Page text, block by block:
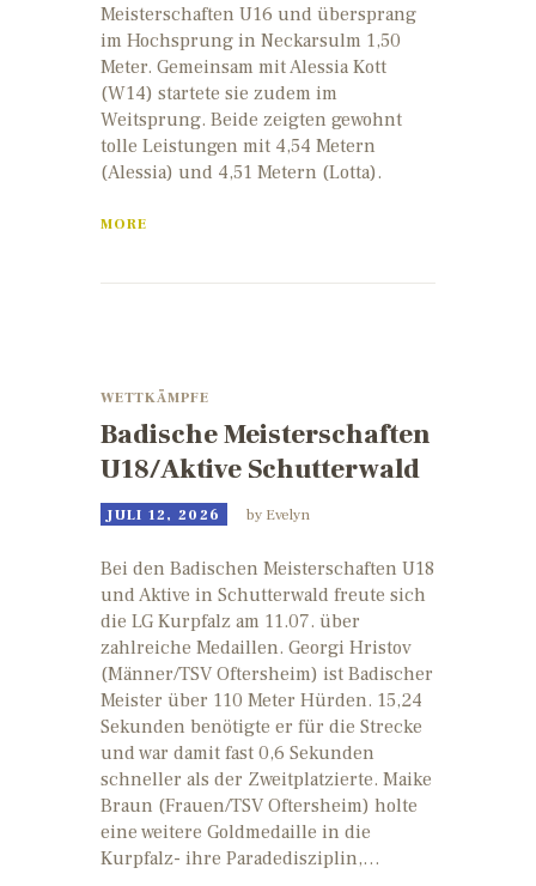
Meisterschaften U16 und übersprang
im Hochsprung in Neckarsulm 1,50
Meter. Gemeinsam mit Alessia Kott
(W14) startete sie zudem im
Weitsprung. Beide zeigten gewohnt
tolle Leistungen mit 4,54 Metern
(Alessia) und 4,51 Metern (Lotta).
MORE
WETTKÄMPFE
Badische Meisterschaften
U18/Aktive Schutterwald
JULI 12, 2026 by Evelyn
Bei den Badischen Meisterschaften U18
und Aktive in Schutterwald freute sich
die LG Kurpfalz am 11.07. über
zahlreiche Medaillen. Georgi Hristov
(Männer/TSV Oftersheim) ist Badischer
Meister über 110 Meter Hürden. 15,24
Sekunden benötigte er für die Strecke
und war damit fast 0,6 Sekunden
schneller als der Zweitplatzierte. Maike
Braun (Frauen/TSV Oftersheim) holte
eine weitere Goldmedaille in die
Kurpfalz- ihre Paradedisziplin,…